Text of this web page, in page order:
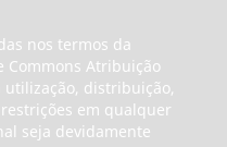
nos termos da
Commons Atribuição
utilização, distribuição,
em qualquer
seja devidamente